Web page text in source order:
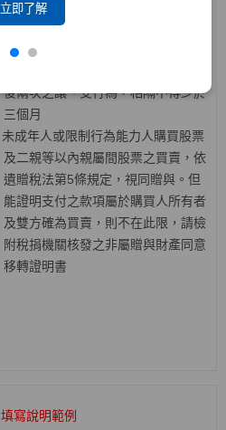
立即了解
上市股票未經證券市場之私人間直接
後兩次之讓、受行為，相隔不得少於
三個月
未成年人或限制行為能力人購買股票
及二親等以內親屬間股票之買賣，依
遺贈稅法第5條規定，視同贈與。但
能證明支付之款項屬於購買人所有者
及雙方確為買賣，則不在此限，請檢
附稅捐機關核發之非屬贈與財產同意
移轉證明書
填寫說明範例